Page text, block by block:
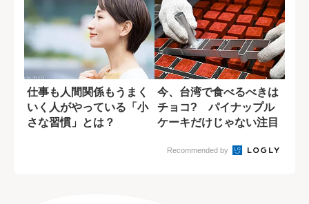
仕事も人間関係もうまく
いく人がやっている「小
さな習慣」とは？
今、台湾で食べるべきは
チョコ? パイナップル
ケーキだけじゃない注目
Recommended by